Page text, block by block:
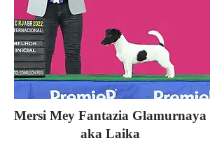
Mersi Mey Fantazia Glamurnaya
aka Laika